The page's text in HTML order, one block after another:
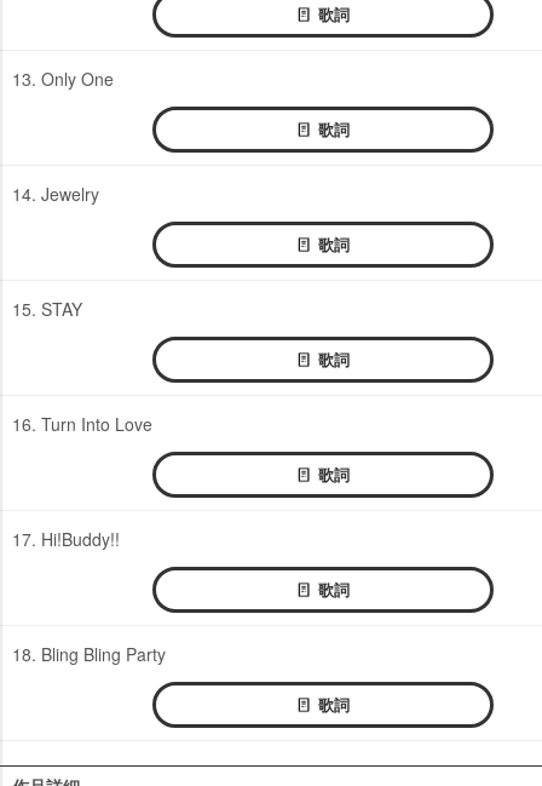
歌詞
13. Only One
歌詞
14. Jewelry
歌詞
15. STAY
歌詞
16. Turn Into Love
歌詞
17. Hi!Buddy!!
歌詞
18. Bling Bling Party
歌詞